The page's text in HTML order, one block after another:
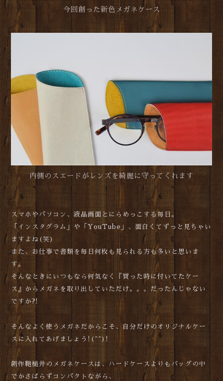
今回創った新色メガネケース
内側のスエードがレンズを綺麗に守ってくれます
スマホやパソコン、液晶画面とにらめっこする毎日。
「インスタグラム」や「YouTube」、面白くてずっと見ちゃい
ますよね(笑)
また、お仕事で書類を毎日何枚も見られる方も多いと思いま
す。
そんなときにいつもなら何気なく『買った時に付いてたケー
ス』からメガネを取り出していただけ。。。だったんじゃない
ですか?!
そんなよく使うメガネだからこそ、自分だけのオリジナルケー
スに入れてあげましょう!(^^)!
創作鞄槌井のメガネケースは、ハードケースよりもバッグの中
でかさばらずコンパクトながら、